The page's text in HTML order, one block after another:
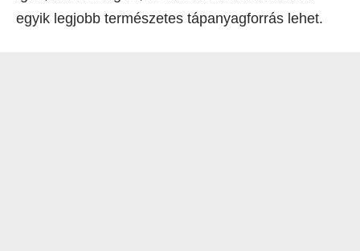
egyik legjobb természetes tápanyagforrás lehet.